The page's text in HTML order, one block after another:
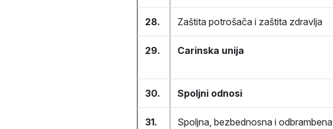
28. Zaštita potrošača i zaštita zdravlja
29. Carinska unija
30. Spoljni odnosi
31.
Spoljna, bezbednosna i odbrambena